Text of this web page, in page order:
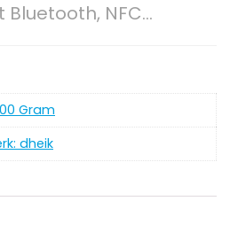
NFC…
Gram
dheik